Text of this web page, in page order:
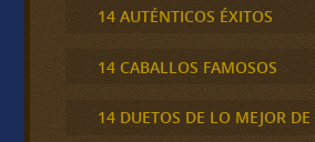
14 AUTÉNTICOS ÉXITOS
14 CABALLOS FAMOSOS
14 DUETOS DE LO MEJOR